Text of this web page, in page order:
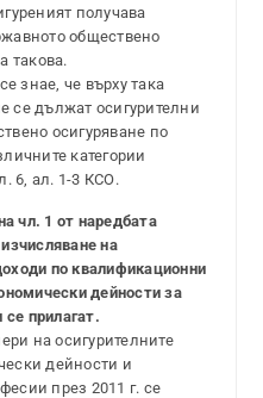
получава
обществено
такова.
знае, че върху така
се дължат осигурителни
осигуряване по
категории
6, ал. 1-3 КСО.
чл. 1 от наредбата
на
по квалификационни
дейности за
прилагат.
на осигурителните
дейности и
през 2011 г. се